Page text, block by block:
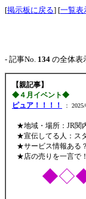
[掲示板に戻る] [一覧表
- 記事No. 134 の全体表
【親記事】
◆４月イベント◆
ピュア！！！！
：
★地域・場所：JR関
★宣伝してる人：ス
★サービス情報ある
★店の売りを一言で